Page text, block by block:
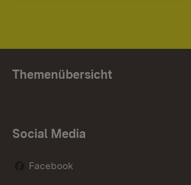
Themenübersicht
Social Media
Facebook